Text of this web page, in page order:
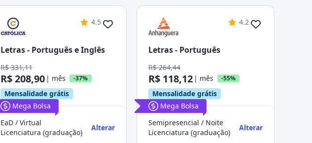
4.5
Letras - Português e Inglês
R$ 331,11
R$ 208,90 | mês -37%
Mensalidade grátis
Mega Bolsa
EaD / Virtual
Licenciatura (graduação)
Alterar
4.2
Letras - Português
R$ 264,44
R$ 118,12 | mês -55%
Mensalidade grátis
Mega Bolsa
Semipresencial / Noite
Licenciatura (graduação)
Alterar